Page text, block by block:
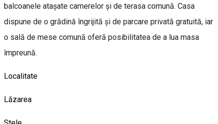
balcoanele atașate camerelor și de terasa comună. Casa
dispune de o grădină îngrijită și de parcare privată gratuită, iar
o sală de mese comună oferă posibilitatea de a lua masa
împreună.
Localitate
Lăzarea